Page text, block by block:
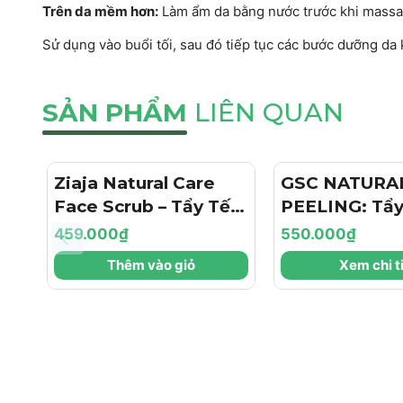
Trên da mềm hơn: Làm ẩm da bằng nước trước khi
Sử dụng vào buổi tối, sau đó tiếp tục các bước dưỡng da
SẢN PHẨM LIÊN QUAN
Ziaja Natural Care
Face Scrub – Tẩy Tế
Bào Chết Hạt Siêu
Nhỏ Thuần Chay Cho
Da Mịn Màng
459.000₫
Thêm vào giỏ
GSC
PEELING:
Chết Sinh Học
Nhẹ, Dưỡng
Thâm
550.000₫
Xem chi